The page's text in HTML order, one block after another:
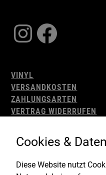
Instagram
VINYL
VERSANDKOSTEN
ZAHLUNGSARTEN
VERTRAG WIDERRUFEN
WIDERRUFSBELEHRUNG
IMPRESSUM
Cookies &
Diese Website nutzt